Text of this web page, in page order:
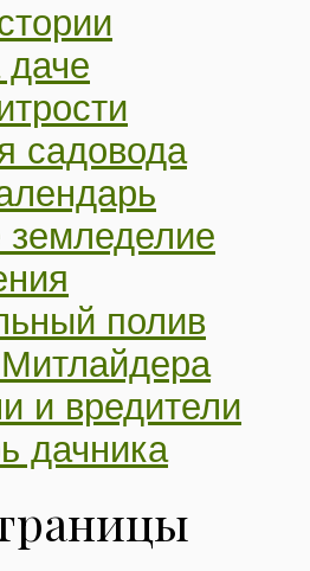
садовода
земледелие
полив
и вредители
дачника